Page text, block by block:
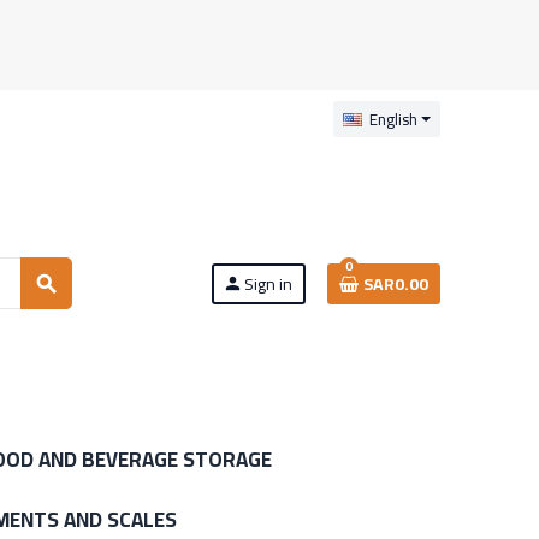
English
search person Sign in
0
SAR0.00
AND BEVERAGE STORAGE
AND SCALES